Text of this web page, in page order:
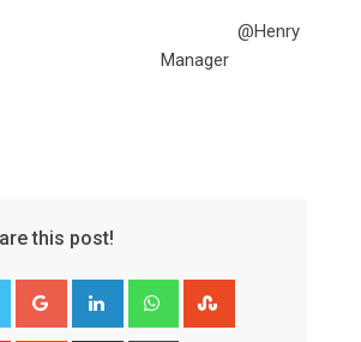
@Henry
Manager
this post!
Google+ LinkedIn Whatsapp